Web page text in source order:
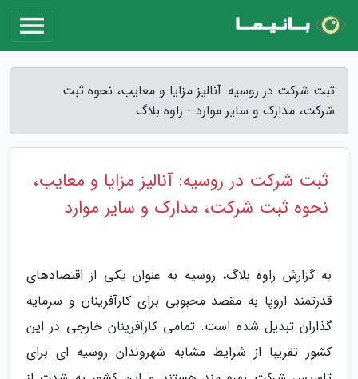
ثبت شرکت در روسیه: آنالیز مزایا و معایب، نحوه ثبت
شرکت، مدارک و سایر موارد - راوه بلاگ
ثبت شرکت در روسیه: آنالیز مزایا و معایب،
نحوه ثبت شرکت، مدارک و سایر موارد
به گزارش راوه بلاگ، روسیه به عنوان یکی از اقتصادهای
قدرتمند اروپا به مقصد محبوبی برای کارآفرینان و سرمایه
گذاران تبدیل شده است. تمامی کارآفرینان خارجی در این
کشور تقریبا از شرایط مشابه شهروندان روسیه ای برای